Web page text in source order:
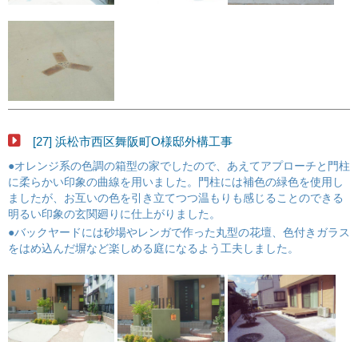
[27] 浜松市西区舞阪町O様邸外構工事
●オレンジ系の色調の箱型の家でしたので、あえてアプローチと門柱
に柔らかい印象の曲線を用いました。門柱には補色の緑色を使用し
ましたが、お互いの色を引き立てつつ温もりも感じることのできる
明るい印象の玄関廻りに仕上がりました。
●バックヤードには砂場やレンガで作った丸型の花壇、色付きガラス
をはめ込んだ塀など楽しめる庭になるよう工夫しました。